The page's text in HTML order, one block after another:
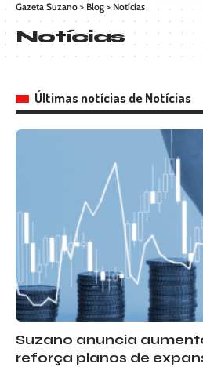
Gazeta Suzano > Blog >Notícias
Notícias
Últimas notícias de Notícias
Suzano anuncia
reforça planos de